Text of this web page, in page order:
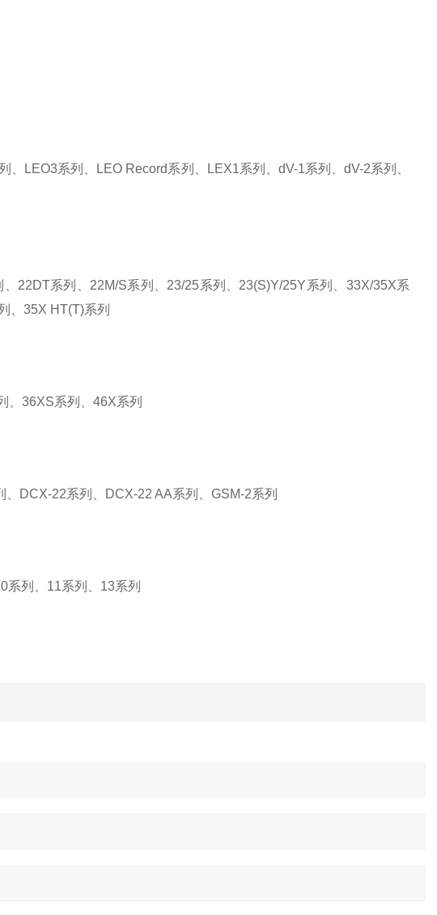
LEO3系列、LEO Record系列、LEX1系列、dV-1系列、dV-2系列、
22DT系列、22M/S系列、23/25系列、23(S)Y/25Y系列、33X/35X系
、35X HT(T)系列
、36XS系列、46X系列
DCX-22系列、DCX-22 AA系列、GSM-2系列
系列、11系列、13系列